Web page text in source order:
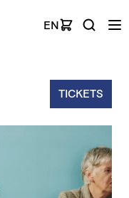
EN
TICKETS